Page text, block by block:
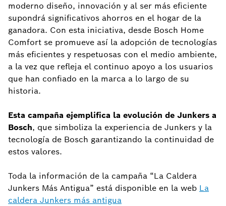
moderno diseño, innovación y al ser más eficiente
supondrá significativos ahorros en el hogar de la
ganadora. Con esta iniciativa, desde Bosch Home
Comfort se promueve así la adopción de tecnologías
más eficientes y respetuosas con el medio ambiente,
a la vez que refleja el continuo apoyo a los usuarios
que han confiado en la marca a lo largo de su
historia.
Esta campaña ejemplifica la evolución de Junkers a
Bosch, que simboliza la experiencia de Junkers y la
tecnología de Bosch garantizando la continuidad de
estos valores.
Toda la información de la campaña “La Caldera
Junkers Más Antigua” está disponible en la web La
caldera Junkers más antigua